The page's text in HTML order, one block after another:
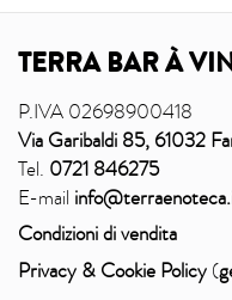
TERRA BAR À
P.IVA 02698900418
Via Garibaldi 85, 61032
Tel. 0721 846275
E-mail
Condizioni di vendita
Privacy & Cookie Policy (